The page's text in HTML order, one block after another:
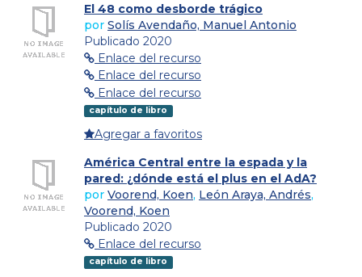
El 48 como desborde trágico
por Solís Avendaño, Manuel Antonio
Publicado 2020
Enlace del recurso
Enlace del recurso
Enlace del recurso
capítulo de libro
Agregar a favoritos
América Central entre la espada y la
pared: ¿dónde está el plus en el AdA?
por Voorend, Koen, León Araya, Andrés,
Voorend, Koen
Publicado 2020
Enlace del recurso
capítulo de libro